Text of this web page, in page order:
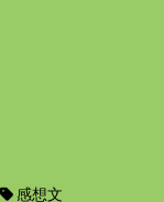
感想文